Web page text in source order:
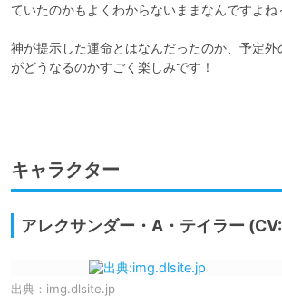
ていたのかもよくわからないままなんですよね
神が提示した運命とはなんだったのか、予定
がどうなるのかすごく楽しみです！
キャラクター
アレクサンダー・A・テイラー
出典： img.dlsite.jp